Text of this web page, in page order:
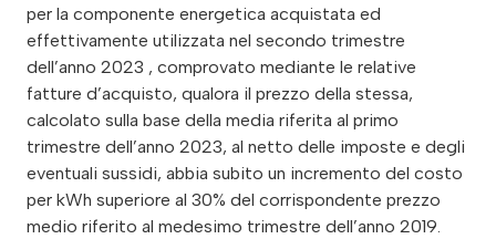
per la componente energetica acquistata ed
effettivamente utilizzata nel secondo trimestre
dell’anno 2023 , comprovato mediante le relative
fatture d’acquisto, qualora il prezzo della stessa,
calcolato sulla base della media riferita al primo
trimestre dell’anno 2023, al netto delle imposte e degli
eventuali sussidi, abbia subito un incremento del costo
per kWh superiore al 30% del corrispondente prezzo
medio riferito al medesimo trimestre dell’anno 2019.